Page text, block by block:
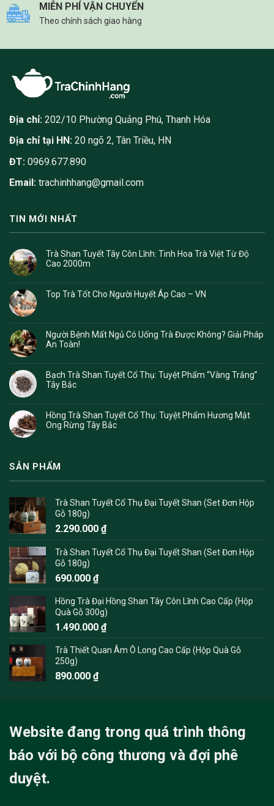
MIỄN PHÍ VẬN CHUYỂN
Theo chính sách giao hàng
Địa chỉ: 202/10 Phường Quảng Phú, Thanh Hóa
Địa chỉ tại HN: 20 ngõ 2, Tân Triều, HN
ĐT: 0969.677.890
Email: trachinhhang@gmail.com
TIN MỚI NHẤT
Trà Shan Tuyết Tây Côn Lĩnh: Tinh Hoa Trà Việt Từ Độ
Cao 2000m
Top Trà Tốt Cho Người Huyết Áp Cao – VN
Người Bệnh Mất Ngủ Có Uống Trà Được Không? Giải Pháp
An Toàn!
Bạch Trà Shan Tuyết Cổ Thụ: Tuyệt Phẩm “Vàng Trắng”
Tây Bắc
Hồng Trà Shan Tuyết Cổ Thụ: Tuyệt Phẩm Hương Mật
Ong Rừng Tây Bắc
SẢN PHẨM
Trà Shan Tuyết Cổ Thụ Đại Tuyết Shan (Set Đơn Hộp
Gỗ 180g)
2.290.000 ₫
Trà Shan Tuyết Cổ Thụ Đại Tuyết Shan (Set Đơn Hộp
Gỗ 180g)
690.000 ₫
Hồng Trà Đại Hồng Shan Tây Côn Lĩnh Cao Cấp (Hộp
Quà Gỗ 300g)
1.490.000 ₫
Trà Thiết Quan Âm Ô Long Cao Cấp (Hộp Quà Gỗ
250g)
890.000 ₫
Website đang trong quá trình thông
báo với bộ công thương và đợi phê
duyệt.